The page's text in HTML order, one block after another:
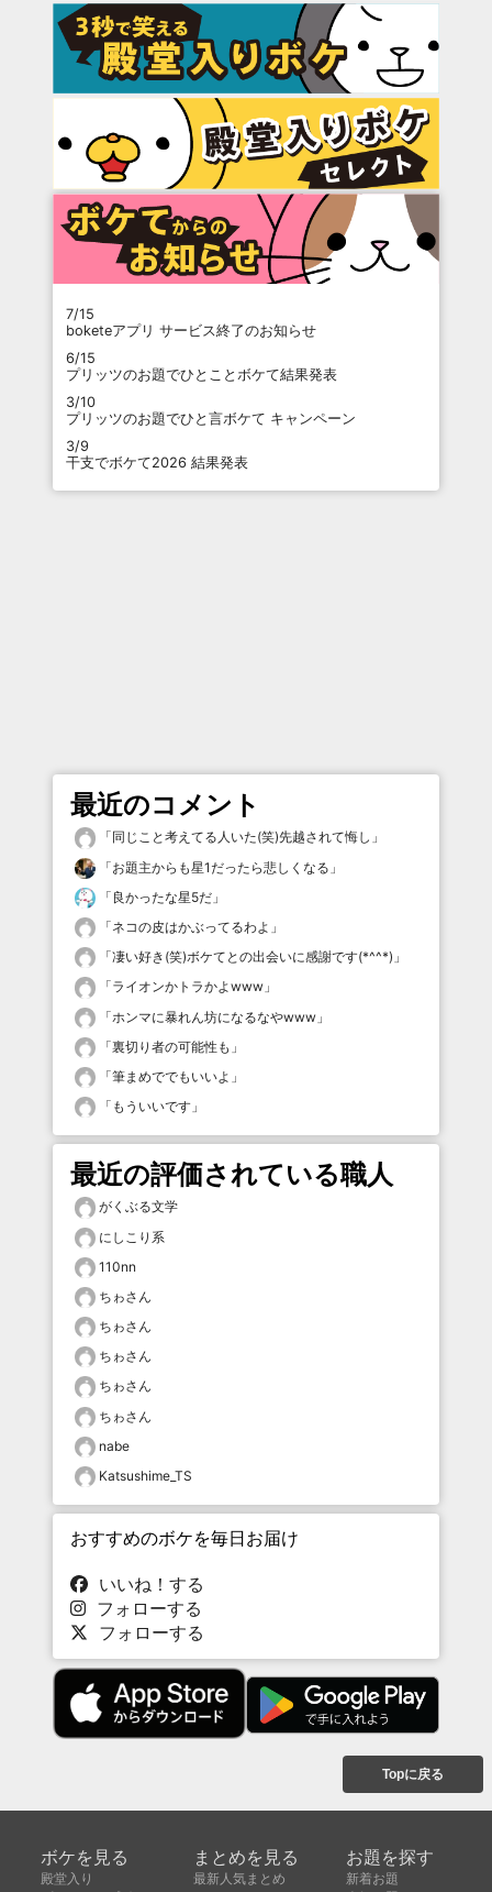
7/15
boketeアプリ サービス終了のお知らせ
6/15
プリッツのお題でひとことボケて結果発表
3/10
プリッツのお題でひと言ボケて キャンペーン
3/9
干支でボケて2026 結果発表
最近のコメント
「同じこと考えてる人いた(笑)先越されて悔し 」
「お題主からも星1だったら悲しくなる 」
「 良かったな星5だ 」
「ネコの皮はかぶってるわよ 」
「凄い好き(笑)ボケてとの出会いに感謝です(*^^*) 」
「ライオンかトラかよwww 」
「ホンマに暴れん坊になるなやwww 」
「裏切り者の可能性も 」
「筆まめででもいいよ 」
「 もういいです 」
最近の評価されている職人
がくぶる文学
にしこり系
110nn
ちゎさん
ちゎさん
ちゎさん
ちゎさん
ちゎさん
nabe
Katsushime_TS
おすすめのボケを毎日お届け
いいね！する
フォローする
フォローする
Topに戻る
ボケを見る
殿堂入り
まとめを見る
最新人気まとめ
お題を探す
新着お題